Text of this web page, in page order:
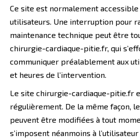
Ce site est normalement
utilisateurs. Une interruption pour
maintenance technique peut être
chirurgie-cardiaque-pitie.fr, qui
communiquer préalablement aux
et heures de l’intervention.
Le site chirurgie-cardiaque-pitie.fr
régulièrement. De la même façon,
peuvent être modifiées à tout
s’imposent néanmoins à